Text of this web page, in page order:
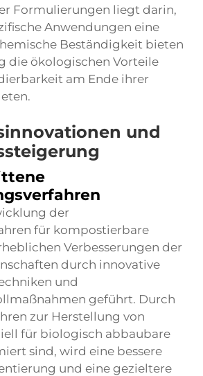
Formulierungen liegt darin,
Anwendungen eine
Beständigkeit bieten
die ökologischen Vorteile
am Ende ihrer
und
der
für kompostierbare
Verbesserungen der
durch innovative
und
geführt. Durch
zur Herstellung von
für biologisch abbaubare
sind, wird eine bessere
und eine gezieltere